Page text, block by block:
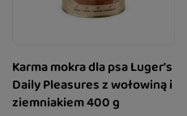
Karma mokra dla psa Luger's
Daily Pleasures z wołowiną i
ziemniakiem 400 g